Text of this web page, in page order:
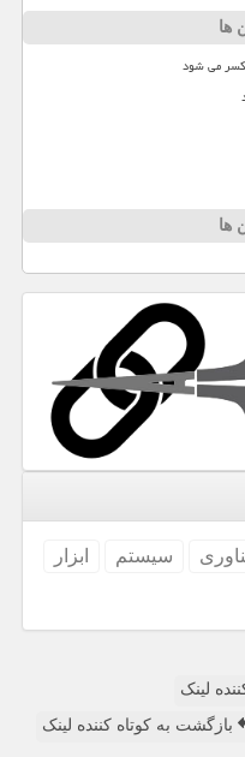
ها
کسر می شود
ها
سیستم
ابزار
لینک
بازگشت به کوتاه کننده لینک